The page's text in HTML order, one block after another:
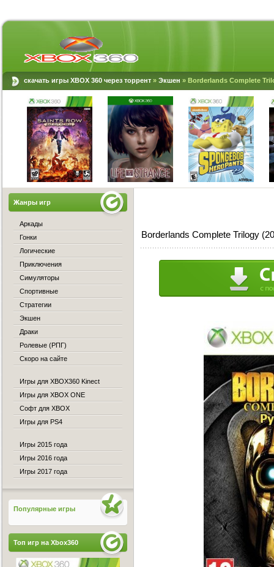
скачать игры XBOX 360 через торрент » Экшен » Borderlands Complete
Borderlands Complete Trilogy
Жанры игр
Аркады
Гонки
Логические
Приключения
Симуляторы
Спортивные
Стратегии
Экшен
Драки
Ролевые (РПГ)
Скоро на сайте
Игры для XBOX360 Kinect
Игры для XBOX ONE
Софт для XBOX
Игры для PS4
Игры 2015 года
Игры 2016 года
Игры 2017 года
Популярные игры
Топ игр на Xbox360